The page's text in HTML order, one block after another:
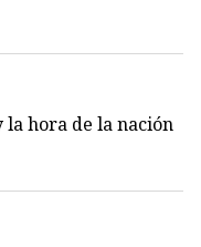
la hora de la nación